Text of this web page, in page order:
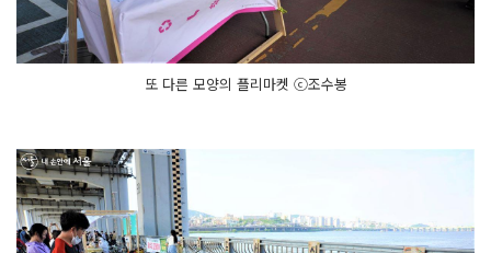
또 다른 모양의 플리마켓 ⓒ조수봉